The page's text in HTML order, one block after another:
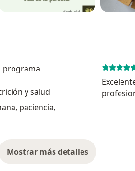
programa
y salud
paciencia,
Mostrar más detalles
sobre la experiencia